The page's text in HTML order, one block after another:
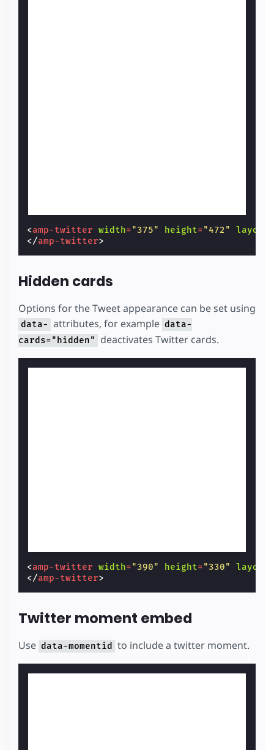
<amp-twitter width="375" height="472" layout
</amp-twitter>
Hidden cards
Options for the Tweet appearance can be set using
data- attributes, for example data-
cards="hidden"
deactivates Twitter cards.
<amp-twitter width="390" height="330" layout
</amp-twitter>
Twitter moment embed
Use data-momentid to include a twitter moment.